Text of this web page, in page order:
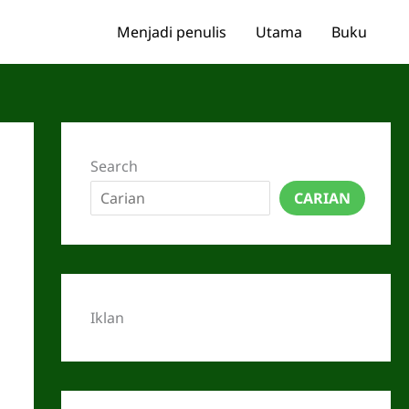
Menjadi penulis Utama Buku
Search
CARIAN
Iklan